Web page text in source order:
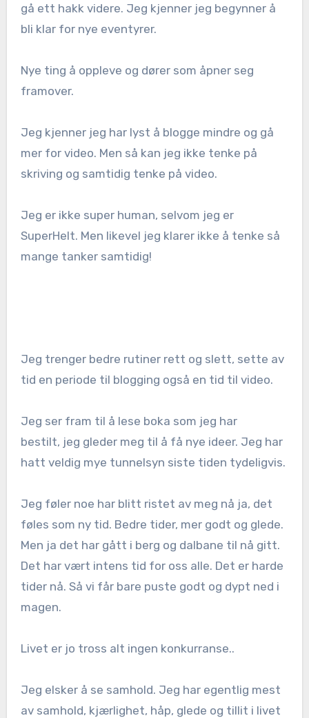
gå ett hakk videre. Jeg kjenner jeg begynner å
bli klar for nye eventyrer.
Nye ting å oppleve og dører som åpner seg
framover.
Jeg kjenner jeg har lyst å blogge mindre og gå
mer for video. Men så kan jeg ikke tenke på
skriving og samtidig tenke på video.
Jeg er ikke super human, selvom jeg er
SuperHelt. Men likevel jeg klarer ikke å tenke så
mange tanker samtidig!
Jeg trenger bedre rutiner rett og slett, sette av
tid en periode til blogging også en tid til video.
Jeg ser fram til å lese boka som jeg har
bestilt, jeg gleder meg til å få nye ideer. Jeg har
hatt veldig mye tunnelsyn siste tiden tydeligvis.
Jeg føler noe har blitt ristet av meg nå ja, det
føles som ny tid. Bedre tider, mer godt og glede.
Men ja det har gått i berg og dalbane til nå gitt.
Det har vært intens tid for oss alle. Det er harde
tider nå. Så vi får bare puste godt og dypt ned i
magen.
Livet er jo tross alt ingen konkurranse..
Jeg elsker å se samhold. Jeg har egentlig mest
av samhold, kjærlighet, håp, glede og tillit i livet